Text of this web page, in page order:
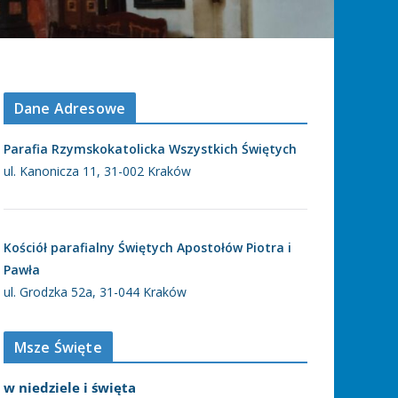
Dane Adresowe
Parafia Rzymskokatolicka Wszystkich Świętych
ul. Kanonicza 11, 31-002 Kraków
Kościół parafialny Świętych Apostołów Piotra i
Pawła
ul. Grodzka 52a, 31-044 Kraków
Msze Święte
w niedziele i święta